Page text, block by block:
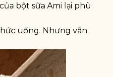
bột sữa Ami lại phù
uống. Nhưng vẫn